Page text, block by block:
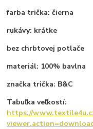
farba trička: čierna
rukávy: krátke
bez chrbtovej potlače
materiál: 100% bavlna
značka trička: B&C
Tabuľka veľkostí:
https://